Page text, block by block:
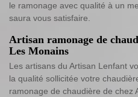
le ramonage avec qualité à un
saura vous satisfaire.
Artisan ramonage de
Les Monains
Les artisans du Artisan Lenfant
la qualité sollicitée votre
ramonage de chaudière de chez